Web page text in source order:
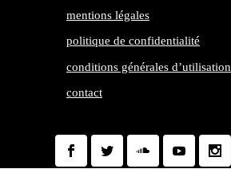
mentions légales
politique de confidentialité
conditions générales d’utilisation
contact